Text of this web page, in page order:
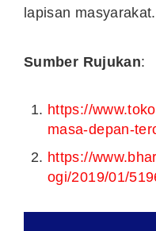
lapisan masyarakat.
Sumber Rujukan:
https://
masa-depan-
https://
ogi/2019/01/